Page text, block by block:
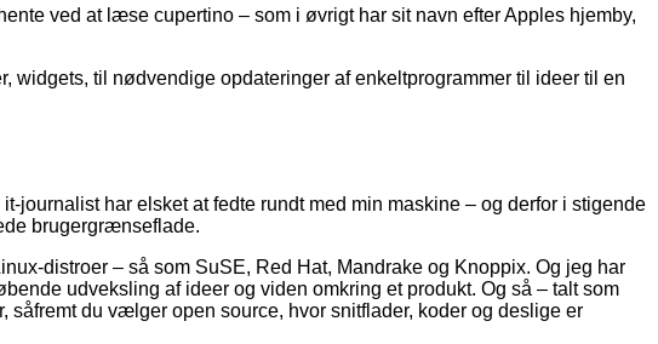
ved at læse cupertino – som i øvrigt har sit navn efter Apples hjemby,
widgets, til nødvendige opdateringer af enkeltprogrammer til ideer til en
journalist har elsket at fedte rundt med min maskine – og derfor i stigende
brugergrænseflade.
distroer – så som SuSE, Red Hat, Mandrake og Knoppix. Og jeg har
udveksling af ideer og viden omkring et produkt. Og så – talt som
såfremt du vælger open source, hvor snitflader, koder og deslige er